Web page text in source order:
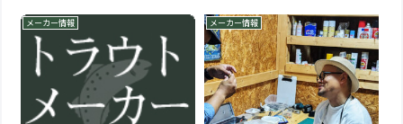
メーカー情報 メーカー情報